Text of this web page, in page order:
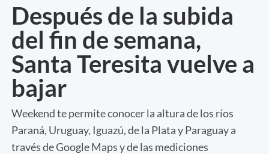
Después de la subida
del fin de semana,
Santa Teresita vuelve a
bajar
Weekend te permite conocer la altura de los ríos
Paraná, Uruguay, Iguazú, de la Plata y Paraguay a
través de Google Maps y de las mediciones